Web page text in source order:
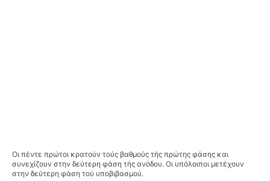
Οι πέντε πρώτοι κρατούν τούς βαθμούς τής πρώτης φάσης και
συνεχίζουν στην δεύτερη φάση τής ανόδου. Οι υπόλοιποι μετέχουν
στην δεύτερη φάση τού υποβιβασμού.